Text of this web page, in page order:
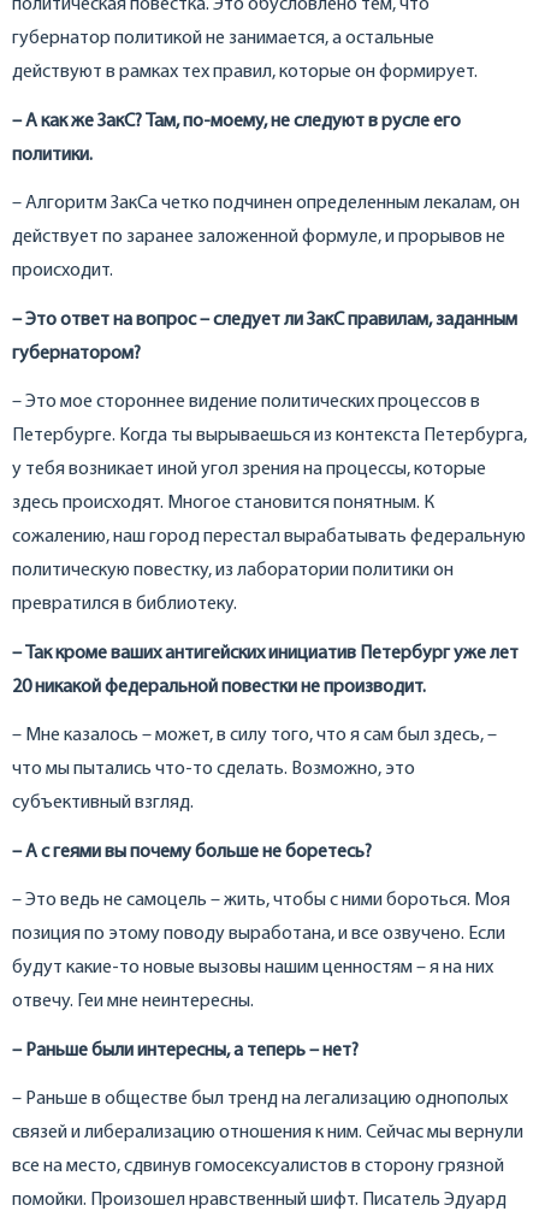
политическая повестка. Это обусловлено тем, что
губернатор политикой не занимается, а остальные
действуют в рамках тех правил, которые он формирует.
– А как же ЗакС? Там, по-моему, не следуют в русле его
политики.
– Алгоритм ЗакСа четко подчинен определенным лекалам, он
действует по заранее заложенной формуле, и прорывов не
происходит.
– Это ответ на вопрос – следует ли ЗакС правилам, заданным
губернатором?
– Это мое стороннее видение политических процессов в
Петербурге. Когда ты вырываешься из контекста Петербурга,
у тебя возникает иной угол зрения на процессы, которые
здесь происходят. Многое становится понятным. К
сожалению, наш город перестал вырабатывать федеральную
политическую повестку, из лаборатории политики он
превратился в библиотеку.
– Так кроме ваших антигейских инициатив Петербург уже лет
20 никакой федеральной повестки не производит.
– Мне казалось – может, в силу того, что я сам был здесь, –
что мы пытались что-то сделать. Возможно, это
субъективный взгляд.
– А с геями вы почему больше не боретесь?
– Это ведь не самоцель – жить, чтобы с ними бороться. Моя
позиция по этому поводу выработана, и все озвучено. Если
будут какие-то новые вызовы нашим ценностям – я на них
отвечу. Геи мне неинтересны.
– Раньше были интересны, а теперь – нет?
– Раньше в обществе был тренд на легализацию однополых
связей и либерализацию отношения к ним. Сейчас мы вернули
все на место, сдвинув гомосексуалистов в сторону грязной
помойки. Произошел нравственный шифт. Писатель Эдуард